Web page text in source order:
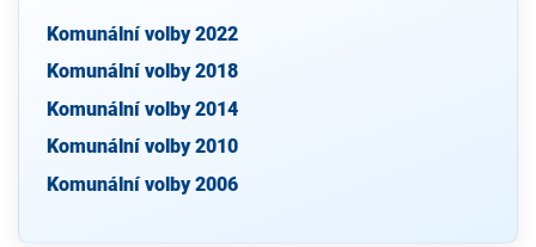
Komunální volby 2022
Komunální volby 2018
Komunální volby 2014
Komunální volby 2010
Komunální volby 2006